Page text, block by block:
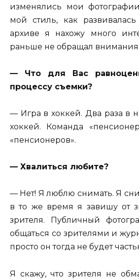
изменялись мои
мой стиль, как
архиве я нахожу много
раньше не обращал внимания.
— Что для Вас
процессу съемки?
— Игра в хоккей. Два раза в
хоккей. Команда
«пенсионеров».
— Хвалиться любите?
— Нет! Я люблю снимать. Я
в то же время я завишу от
зрителя. Публичный
общаться со зрителями и
просто он тогда не будет
Я скажу, что зрителя не